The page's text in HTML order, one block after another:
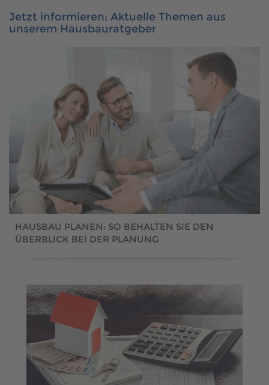
Jetzt informieren: Aktuelle Themen aus
unserem Hausbauratgeber
HAUSBAU PLANEN: SO BEHALTEN SIE DEN
ÜBERBLICK BEI DER PLANUNG